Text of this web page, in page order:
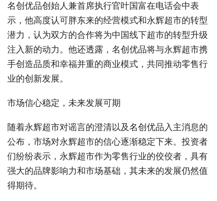
名创优品创始人兼首席执行官叶国富在电话会中表
示，他高度认可胖东来的经营模式和永辉超市的转型
潜力，认为双方的合作将为中国线下超市的转型升级
注入新的动力。他还透露，名创优品将与永辉超市携
手创造品质和幸福并重的商业模式，共同推动零售行
业的创新发展。
市场信心稳定，未来发展可期
随着永辉超市对谣言的澄清以及名创优品入主消息的
公布，市场对永辉超市的信心逐渐稳定下来。投资者
们纷纷表示，永辉超市作为零售行业的佼佼者，具有
强大的品牌影响力和市场基础，其未来的发展仍然值
得期待。